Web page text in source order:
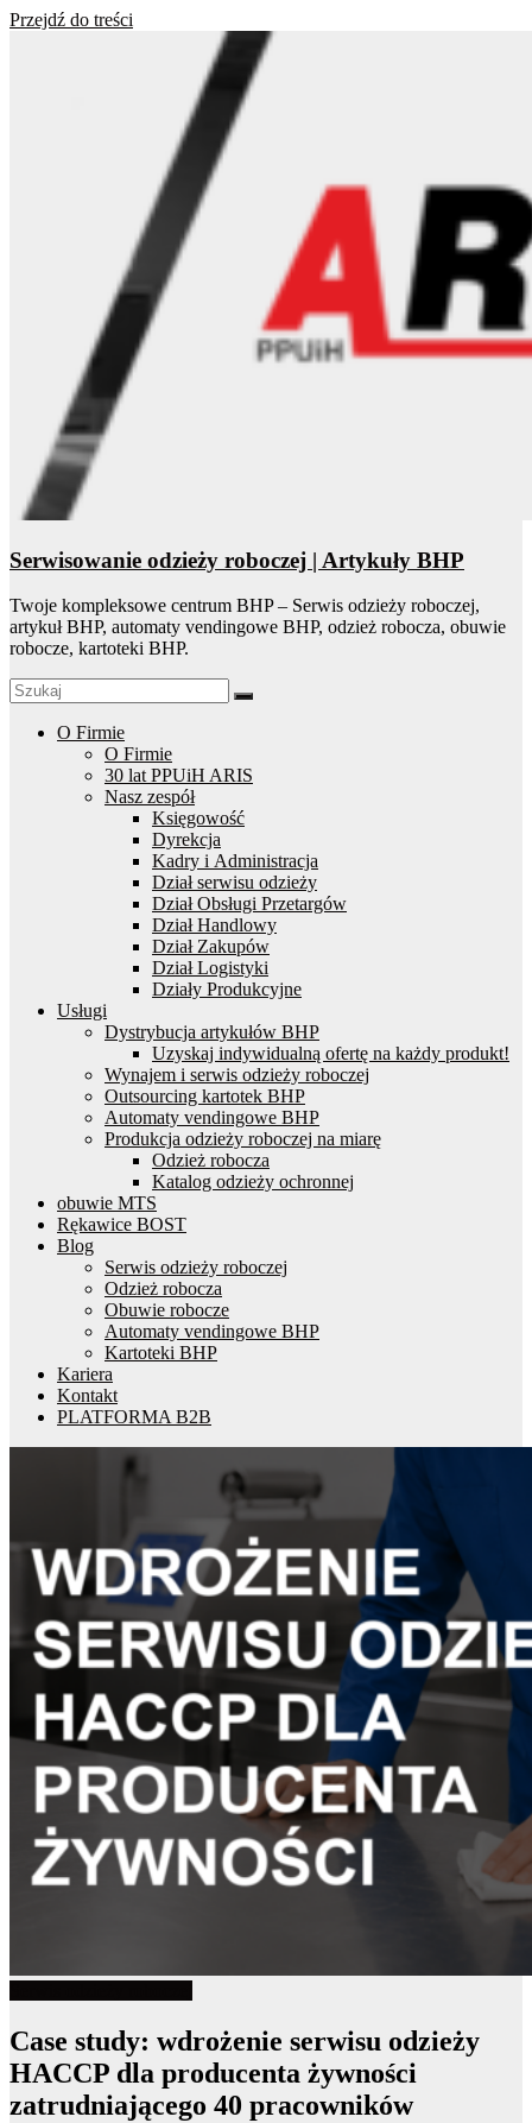
Przejdź do treści
Serwisowanie odzieży roboczej | Artykuły BHP
Twoje kompleksowe centrum BHP – Serwis odzieży roboczej,
artykuł BHP, automaty vendingowe BHP, odzież robocza, obuwie
robocze, kartoteki BHP.
O Firmie
O Firmie
30 lat PPUiH ARIS
Nasz zespół
Księgowość
Dyrekcja
Kadry i Administracja
Dział serwisu odzieży
Dział Obsługi Przetargów
Dział Handlowy
Dział Zakupów
Dział Logistyki
Działy Produkcyjne
Usługi
Dystrybucja artykułów BHP
Uzyskaj indywidualną ofertę na każdy produkt!
Wynajem i serwis odzieży roboczej
Outsourcing kartotek BHP
Automaty vendingowe BHP
Produkcja odzieży roboczej na miarę
Odzież robocza
Katalog odzieży ochronnej
obuwie MTS
Rękawice BOST
Blog
Serwis odzieży roboczej
Odzież robocza
Obuwie robocze
Automaty vendingowe BHP
Kartoteki BHP
Kariera
Kontakt
PLATFORMA B2B
Case study: wdrożenie serwisu odzieży
HACCP dla producenta żywności
zatrudniającego 40 pracowników